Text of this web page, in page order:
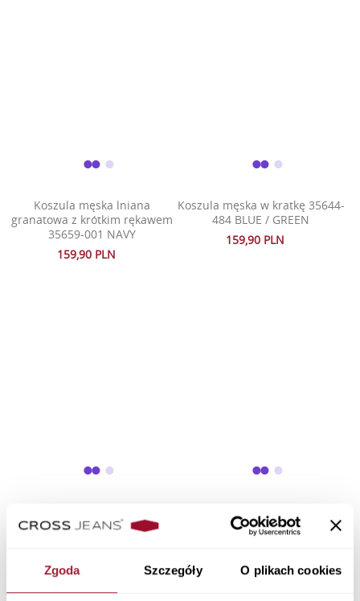
Zgoda Szczegóły O plikach cookies
Koszula męska lniana
granatowa z krótkim rękawem
35659-001 NAVY
159,90 PLN
Koszula męska w kratkę 35644-
484 BLUE / GREEN
159,90 PLN
468 BLUE / RED
35655-264 LIGHT OLIVE